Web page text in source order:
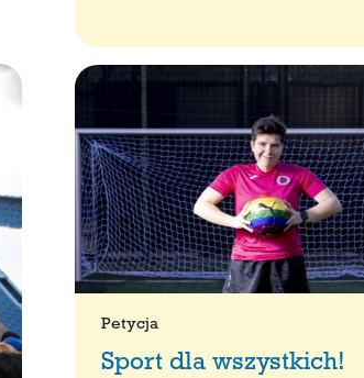
Petycja
Sport dla wszystkich!